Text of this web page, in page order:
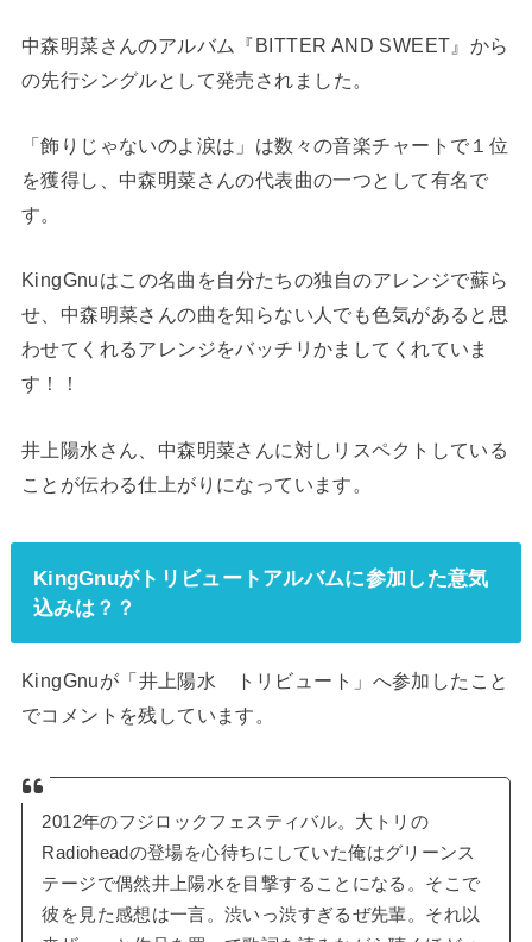
中森明菜さんのアルバム 『BITTER AND SWEET 』から
の先行シングルとして発売されました。
「飾りじゃないのよ涙は」は数々の音楽チャートで１位
を獲得し、中森明菜さんの代表曲の一つとして有名で
す。
KingGnuはこの名曲を自分たちの独自のアレンジで蘇ら
せ、中森明菜さんの曲を知らない人でも色気があると思
わせてくれるアレンジをバッチリかましてくれていま
す！！
井上陽水さん、中森明菜さんに対しリスペクトしている
ことが伝わる仕上がりになっています。
KingGnuがトリビュートアルバムに参加した意気
込みは？？
KingGnuが「井上陽水 トリビュート」へ参加したこと
でコメントを残しています。
2012年のフジロックフェスティバル。大トリの
Radioheadの登場を心待ちにしていた俺はグリーンス
テージで偶然井上陽水を目撃することになる。そこで
彼を見た感想は一言。渋いっ渋すぎるぜ先輩。それ以